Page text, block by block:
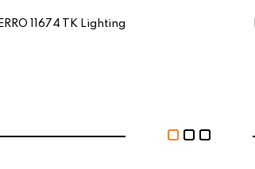
11674 TK Lighting